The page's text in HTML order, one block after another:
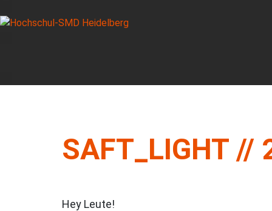
SAFT_LIGHT //
Hey Leute!